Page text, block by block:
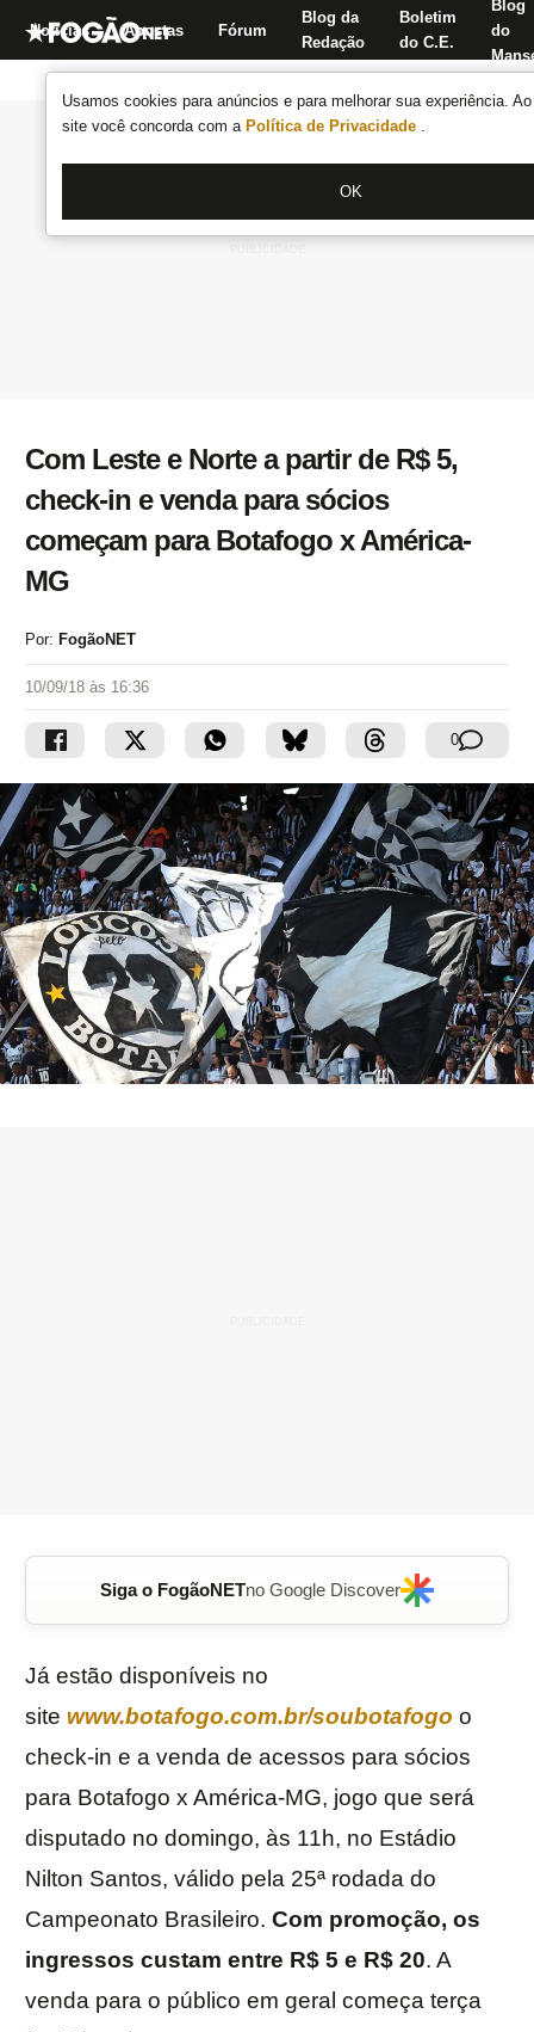
Usamos cookies para anúncios e para melhorar sua experiência.
site você concorda com a Política de Privacidade .
OK
Notícias Apostas Fórum
Blog da
Redação
Boletim
do C.E.
Blog
do
Com Leste e Norte a partir de R$ 5,
check-in e venda para sócios
começam para Botafogo x América-
MG
Por: FogãoNET
10/09/18 às 16:36
0
Siga o FogãoNETno Google Discover
Já estão disponíveis no
site www.botafogo.com.br/soubotafogo o
check-in e a venda de acessos para sócios
para Botafogo x América-MG, jogo que será
disputado no domingo, às 11h, no Estádio
Nilton Santos, válido pela 25ª rodada do
Campeonato Brasileiro. Com promoção, os
ingressos custam entre R$ 5 e R$ 20. A
venda para o público em geral começa terça